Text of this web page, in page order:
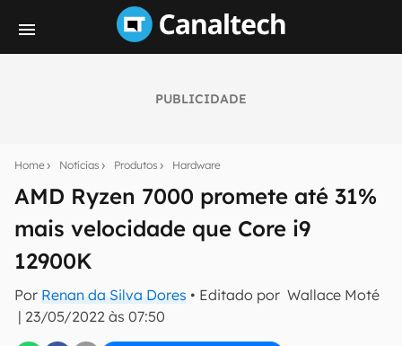
PUBLICIDADE
Home Notícias Produtos Hardware
AMD Ryzen 7000 promete até 31%
mais velocidade que Core i9
12900K
Por Renan da Silva Dores • Editado por Wallace Moté
| 23/05/2022 às 07:50
notícias e reviews sobre tecnologia em primeira
mão.
E-mail
inscreva-se